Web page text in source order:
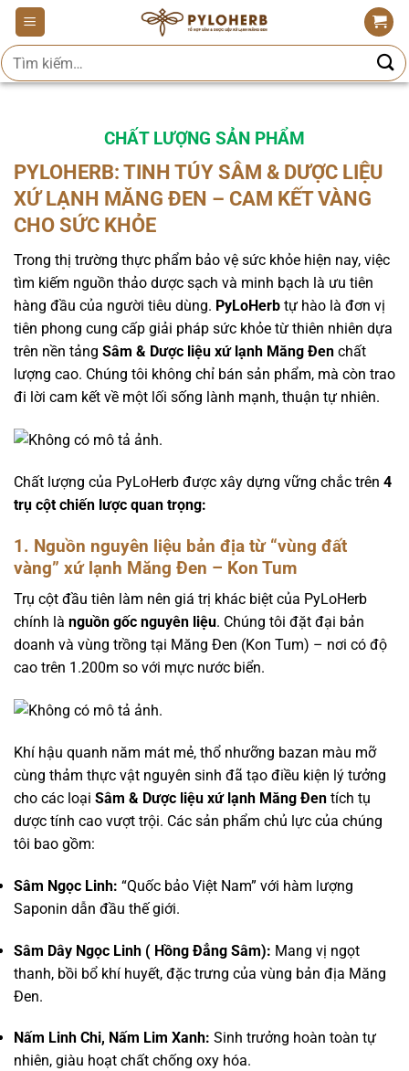
Bỏ
qua
nội
dung
Tìm
kiếm:
CHẤT LƯỢNG SẢN PHẨM
PYLOHERB: TINH TÚY SÂM & DƯỢC LIỆU
XỨ LẠNH MĂNG ĐEN – CAM KẾT VÀNG
CHO SỨC KHỎE
Trong thị trường thực phẩm bảo vệ sức khỏe hiện nay, việc
tìm kiếm nguồn thảo dược sạch và minh bạch là ưu tiên
hàng đầu của người tiêu dùng. PyLoHerb tự hào là đơn vị
tiên phong cung cấp giải pháp sức khỏe từ thiên nhiên dựa
trên nền tảng Sâm & Dược liệu xứ lạnh Măng Đen chất
lượng cao. Chúng tôi không chỉ bán sản phẩm, mà còn trao
đi lời cam kết về một lối sống lành mạnh, thuận tự nhiên.
Chất lượng của PyLoHerb được xây dựng vững chắc trên 4
trụ cột chiến lược quan trọng:
1. Nguồn nguyên liệu bản địa từ “vùng đất
vàng” xứ lạnh Măng Đen – Kon Tum
Trụ cột đầu tiên làm nên giá trị khác biệt của PyLoHerb
chính là nguồn gốc nguyên liệu. Chúng tôi đặt đại bản
doanh và vùng trồng tại Măng Đen (Kon Tum) – nơi có độ
cao trên 1.200m so với mực nước biển.
Khí hậu quanh năm mát mẻ, thổ nhưỡng bazan màu mỡ
cùng thảm thực vật nguyên sinh đã tạo điều kiện lý tưởng
cho các loại Sâm & Dược liệu xứ lạnh Măng Đen tích tụ
dược tính cao vượt trội. Các sản phẩm chủ lực của chúng
tôi bao gồm:
Sâm Ngọc Linh: “Quốc bảo Việt Nam” với hàm lượng
Saponin dẫn đầu thế giới.
Sâm Dây Ngọc Linh ( Hồng Đẳng Sâm): Mang vị ngọt
thanh, bồi bổ khí huyết, đặc trưng của vùng bản địa Măng
Đen.
Nấm Linh Chi, Nấm Lim Xanh: Sinh trưởng hoàn toàn tự
nhiên, giàu hoạt chất chống oxy hóa.